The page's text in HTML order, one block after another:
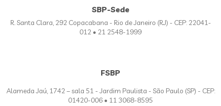
SBP-Sede
R. Santa Clara, 292 Copacabana - Rio de Janeiro (RJ) - CEP: 22041-
012 • 21 2548-1999
FSBP
Alameda Jaú, 1742 – sala 51 - Jardim Paulista - São Paulo (SP) - CEP:
01420-006 • 11 3068-8595